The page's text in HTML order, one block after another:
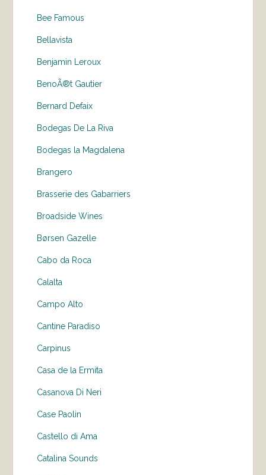
Bee Famous
Bellavista
Benjamin Leroux
BenoÃ®t Gautier
Bernard Defaix
Bodegas De La Riva
Bodegas la Magdalena
Brangero
Brasserie des Gabarriers
Broadside Wines
Børsen Gazelle
Cabo da Roca
Calalta
Campo Alto
Cantine Paradiso
Carpinus
Casa de la Ermita
Casanova Di Neri
Case Paolin
Castello di Ama
Catalina Sounds